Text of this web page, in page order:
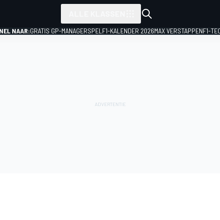
NAAR:GRATIS GP-MANAGERSPEL F1-KALENDER 2026MAX VERSTAPPENF1-